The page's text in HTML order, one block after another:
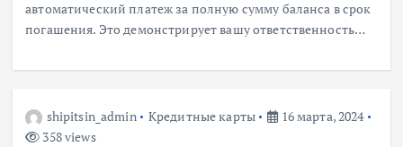
автоматический платеж за полную сумму баланса в срок
погашения. Это демонстрирует вашу ответственность…
shipitsin_admin Кредитные карты
16 марта, 2024
358 views